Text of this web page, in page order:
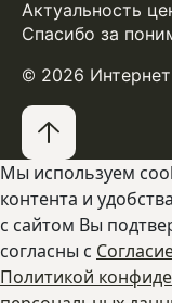
Актуальность
Спасибо за
© 2026
Мы используем
контента и
с сайтом Вы
согласны с
Политикой